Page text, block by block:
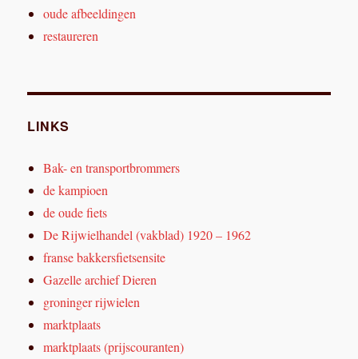
oude afbeeldingen
restaureren
LINKS
Bak- en transportbrommers
de kampioen
de oude fiets
De Rijwielhandel (vakblad) 1920 – 1962
franse bakkersfietsensite
Gazelle archief Dieren
groninger rijwielen
marktplaats
marktplaats (prijscouranten)